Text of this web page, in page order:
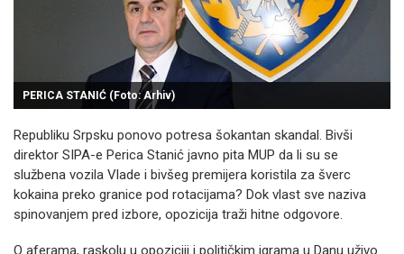
PERICA STANIĆ (Foto: Arhiv)
Republiku Srpsku ponovo potresa šokantan skandal. Bivši
direktor SIPA-e Perica Stanić javno pita MUP da li su se
službena vozila Vlade i bivšeg premijera koristila za šverc
kokaina preko granice pod rotacijama? Dok vlast sve naziva
spinovanjem pred izbore, opozicija traži hitne odgovore.
O aferama, raskolu u opoziciji i političkim igrama u Danu uživo